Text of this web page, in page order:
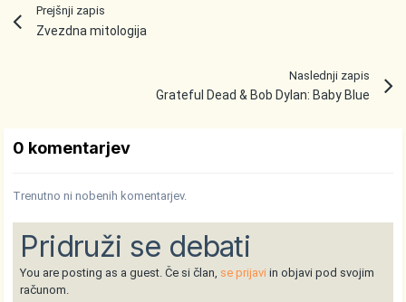
Prejšnji zapis
Zvezdna mitologija
Naslednji zapis
Grateful Dead & Bob Dylan: Baby Blue
0 komentarjev
Trenutno ni nobenih komentarjev.
Pridruži se debati
You are posting as a guest. Če si član, se prijavi in objavi pod svojim
računom.